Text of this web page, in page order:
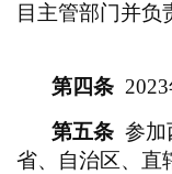
目主管部门并负
第四条
第五条 参加
省、自治区、直